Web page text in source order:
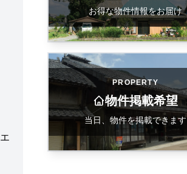
お得な物件情報をお届け
PROPERTY
物件掲載希望
当日、物件を掲載できます